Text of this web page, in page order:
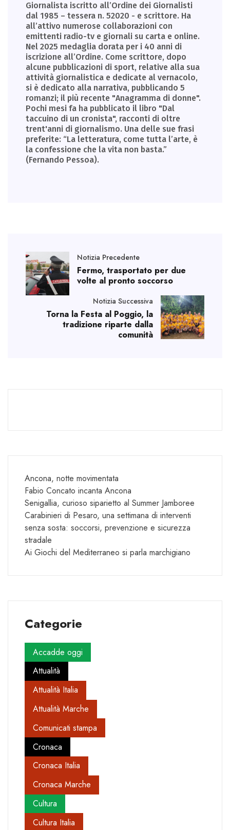
Giornalista iscritto all’Ordine dei Giornalisti
dal 1985 – tessera n. 52020 - e scrittore. Ha
all’attivo numerose collaborazioni con
emittenti radio-tv e giornali su carta e online.
Nel 2025 medaglia dorata per i 40 anni di
iscrizione all’Ordine. Come scrittore, dopo
alcune pubblicazioni di sport, relative alla sua
attività giornalistica e dedicate al vernacolo,
si è dedicato alla narrativa, pubblicando 5
romanzi; il più recente "Anagramma di donne".
Pochi mesi fa ha pubblicato il libro "Dal
taccuino di un cronista", racconti di oltre
trent'anni di giornalismo. Una delle sue frasi
preferite: “La letteratura, come tutta l’arte, è
la confessione che la vita non basta.”
(Fernando Pessoa).
Notizia Precedente
Fermo, trasportato per due
volte al pronto soccorso
Notizia Successiva
Torna la Festa al Poggio, la
tradizione riparte dalla
comunità
Ancona, notte movimentata
Fabio Concato incanta Ancona
Senigallia, curioso siparietto al Summer Jamboree
Carabinieri di Pesaro, una settimana di interventi
senza sosta: soccorsi, prevenzione e sicurezza
stradale
Ai Giochi del Mediterraneo si parla marchigiano
Categorie
Accadde oggi
Attualità
Attualità Italia
Attualità Marche
Comunicati stampa
Cronaca
Cronaca Italia
Cronaca Marche
Cultura
Cultura Italia